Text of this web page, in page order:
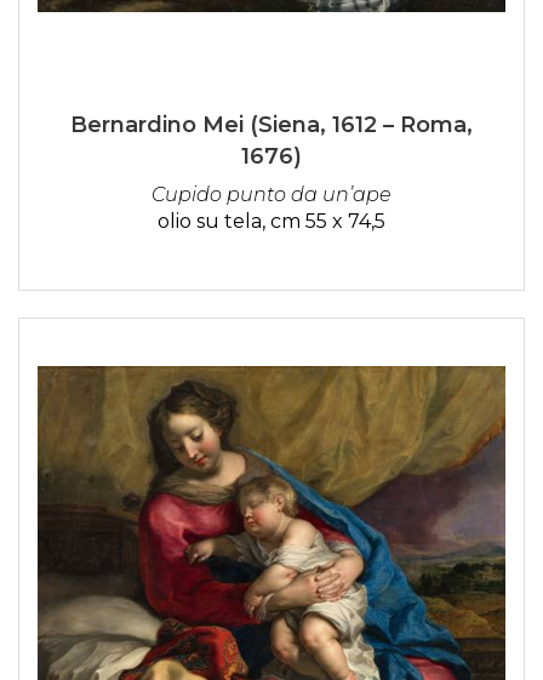
Bernardino Mei (Siena, 1612 – Roma,
1676)
Cupido punto da un’ape
olio su tela, cm 55 x 74,5